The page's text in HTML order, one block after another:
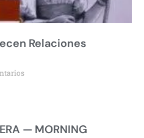
Relaciones
— MORNING